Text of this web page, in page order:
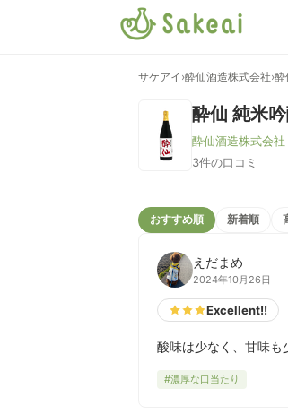
サケアイ ›酔仙酒造株式会社›酔
酔仙 純米
酔仙酒造株式会社
3件の口コミ
おすすめ順 新着順
えだまめ
2024年10月26日
Excellent!!
酸味は少なく、甘味も
#濃厚な口当たり